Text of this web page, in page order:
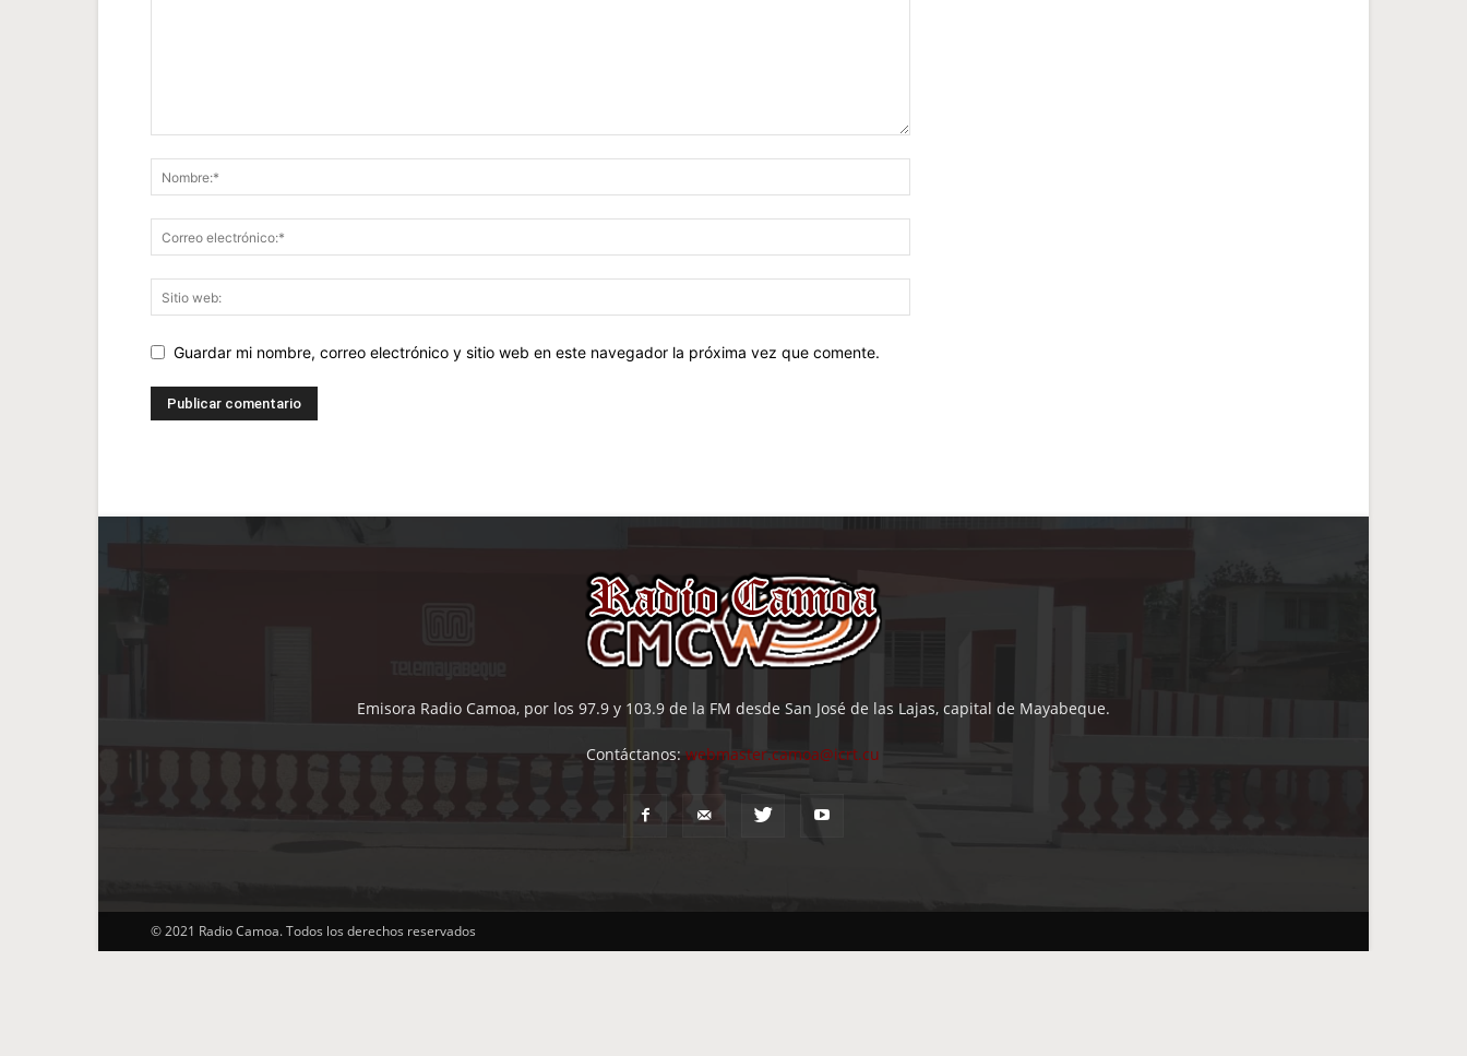
Guardar mi nombre, correo electrónico y sitio web en este navegador la próxima vez que comente.
Emisora Radio Camoa, por los 97.9 y 103.9 de la FM desde San José de las Lajas, capital de Mayabeque.
Contáctanos:webmaster.camoa@icrt.cu
© 2021 Radio Camoa. Todos los derechos reservados